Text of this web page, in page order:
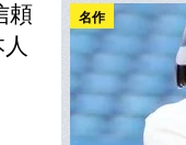
頼
名作